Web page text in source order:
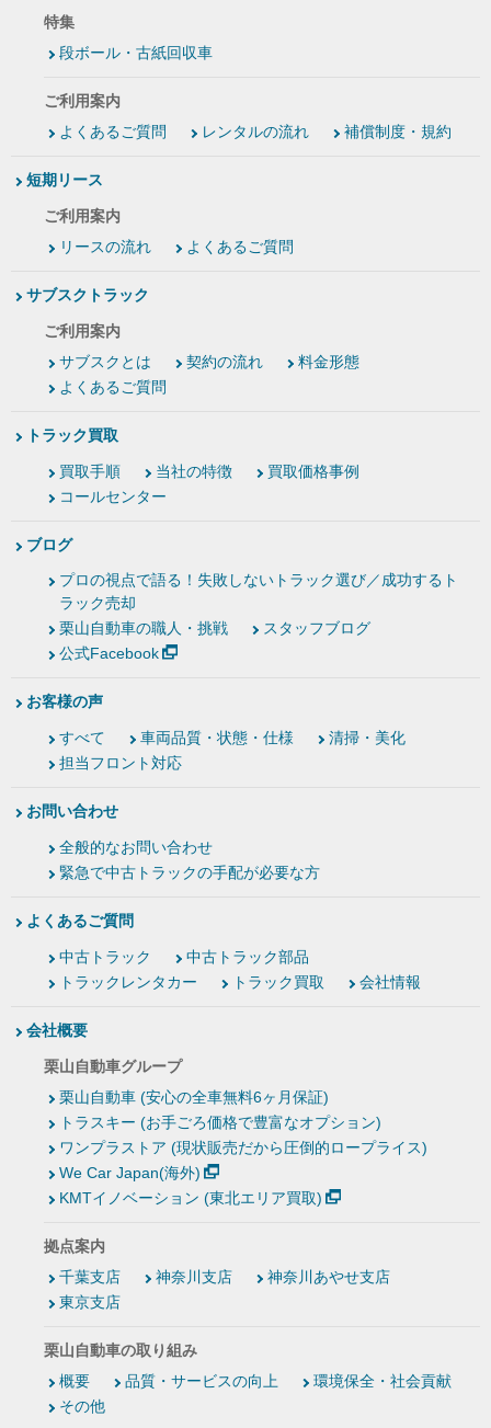
特集
段ボール・古紙回収車
ご利用案内
よくあるご質問
レンタルの流れ 補償制度・規約
短期リース
ご利用案内
リースの流れ
よくあるご質問
サブスクトラック
ご利用案内
サブスクとは
契約の流れ
料金形態
よくあるご質問
トラック買取
買取手順 当社の特徴
買取価格事例
コールセンター
ブログ
プロの視点で語る！失敗しないトラック選び／成功するト
ラック売却
栗山自動車の職人・挑戦
スタッフブログ
公式Facebook
お客様の声
すべて 車両品質・状態・仕様
清掃・美化
担当フロント対応
お問い合わせ
全般的なお問い合わせ
緊急で中古トラックの手配が必要な方
よくあるご質問
中古トラック
中古トラック部品
トラックレンタカー
トラック買取 会社情報
会社概要
栗山自動車グループ
栗山自動車 (安心の全車無料6ヶ月保証)
トラスキー (お手ごろ価格で豊富なオプション)
ワンプラストア (現状販売だから圧倒的ロープライス)
We Car Japan(海外)
KMTイノベーション (東北エリア買取)
拠点案内
千葉支店
神奈川支店
神奈川あやせ支店
東京支店
栗山自動車の取り組み
概要
品質・サービスの向上
環境保全・社会貢献
その他